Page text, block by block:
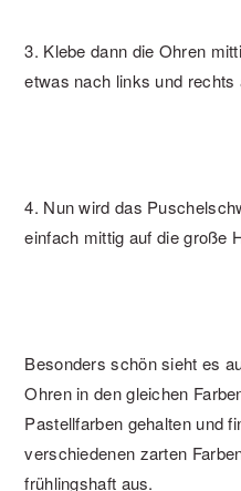
3. Klebe dann die Ohren
etwas nach links und rechts
4. Nun wird das
einfach mittig auf die große
Besonders schön sieht es
Ohren in den gleichen
Pastellfarben gehalten und
verschiedenen zarten
frühlingshaft aus.